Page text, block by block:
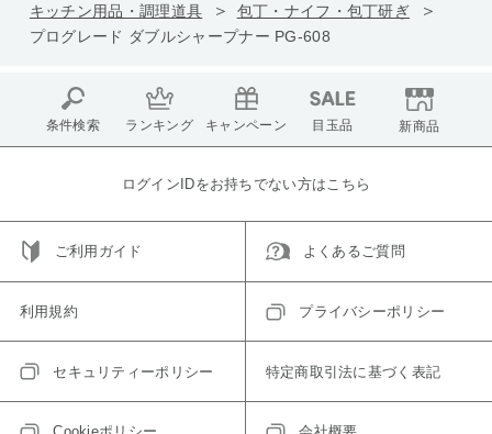
キッチン用品・調理道具
包丁・ナイフ・包丁研ぎ
プログレード ダブルシャープナー PG-608
条件検索 ランキング キャンペーン 目玉品 新商品
ログインIDをお持ちでない方はこちら
ご利用ガイド よくあるご質問
利用規約 プライバシーポリシー
セキュリティーポリシー 特定商取引法に基づく表記